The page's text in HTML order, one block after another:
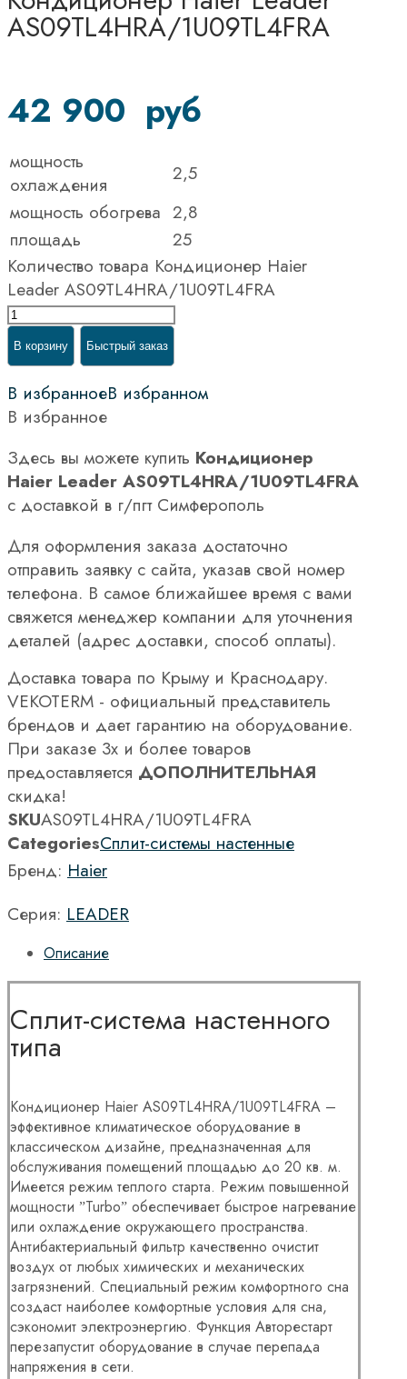
AS09TL4HRA/1U09TL4FRA
42 900 руб
мощность
охлаждения
2,5
мощность обогрева 2,8
площадь
25
Количество товара Кондиционер Haier
Leader AS09TL4HRA/1U09TL4FRA
В корзину Быстрый заказ
В избранноеВ избранном
В избранное
Здесь вы можете купить Кондиционер
Haier Leader AS09TL4HRA/1U09TL4FRA
с доставкой в г/пгт Симферополь
Для оформления заказа достаточно
отправить заявку с сайта, указав свой номер
телефона. В самое ближайшее время с вами
свяжется менеджер компании для уточнения
деталей (адрес доставки, способ оплаты).
Доставка товара по Крыму и Краснодару.
VEKOTERM - официальный представитель
брендов и дает гарантию на оборудование.
При заказе 3х и более товаров
предоставляется ДОПОЛНИТЕЛЬНАЯ
скидка!
SKUAS09TL4HRA/1U09TL4FRA
CategoriesСплит-системы настенные
Бренд: Haier
Серия: LEADER
Описание
Сплит-система настенного
типа
Кондиционер Haier AS09TL4HRA/1U09TL4FRA –
эффективное климатическое оборудование в
классическом дизайне, предназначенная для
обслуживания помещений площадью до 20 кв. м.
Имеется режим теплого старта. Режим повышенной
мощности ˮTurboˮ обеспечивает быстрое нагревание
или охлаждение окружающего пространства.
Антибактериальный фильтр качественно очистит
воздух от любых химических и механических
загрязнений. Специальный режим комфортного сна
создаст наиболее комфортные условия для сна,
сэкономит электроэнергию. Функция Авторестарт
перезапустит оборудование в случае перепада
напряжения в сети.